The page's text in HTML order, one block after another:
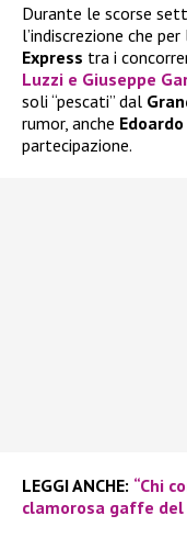
Durante le scorse
l’indiscrezione che
Express tra i
Luzzi e Giuseppe
soli “pescati” dal
rumor, anche
partecipazione.
LEGGI ANCHE: “Chi
clamorosa gaffe del